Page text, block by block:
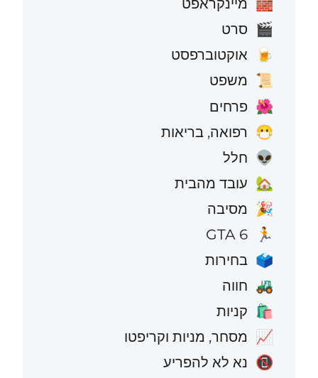
🧱
🎬 סרט
🍺 אוקטוברפסט
📜 משפט
🌺 פרחים
😷 רפואה, בריאות
👽 חלל
🏡 עובד מהבית
🎉 מסיבה
🏃
GTA 6
🗳️ בחירות
🚜 חווה
🛍️ קניות
📈 מסחר, מניות וקריפטו
📵 נא לא להפריע